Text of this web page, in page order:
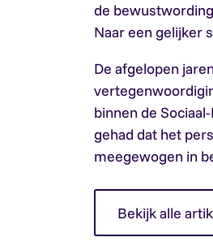
de
Naar een gelijker
De afgelopen
binnen de
gehad dat het
meegewogen in
Bekijk alle